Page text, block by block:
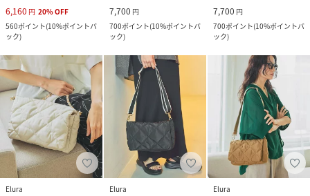
6,160 円 20%OFF
560ポイント(10%ポイントバ
ック)
7,700 円
700ポイント(10%ポイントバ
ック)
7,700 円
700ポイント(10%ポイントバ
ック)
Elura
Elura
Elura